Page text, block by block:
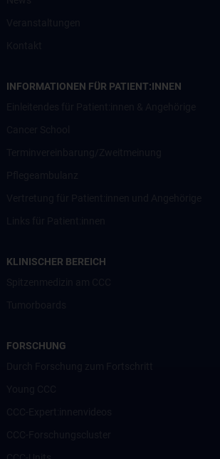
INFORMATIONEN FÜR PATIENT:INNEN
KLINISCHER BEREICH
FORSCHUNG